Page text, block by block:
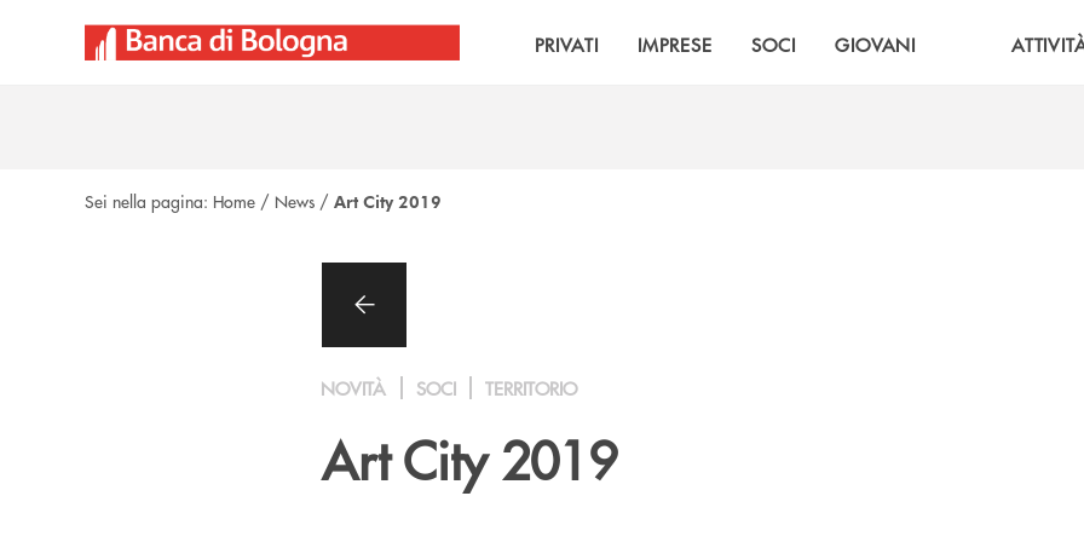
PRIVATI IMPRESE SOCI GIOVANI
Sei nella pagina: Home / News / Art City 2019
NOVITÀ SOCI TERRITORIO
Art City 2019